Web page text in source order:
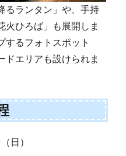
るランタン」や、手持
火ひろば」も展開しま
するフォトスポット
ドエリアも設けられま
日）